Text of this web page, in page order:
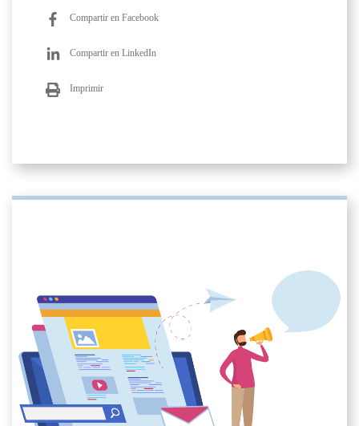
Compartir en Facebook
Compartir en LinkedIn
Imprimir